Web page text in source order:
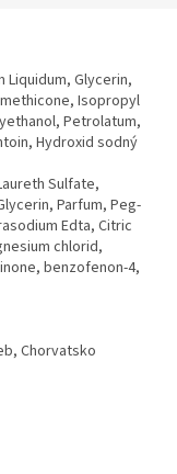
Liquidum, Glycerin,
Isopropyl
Petrolatum,
Hydroxid sodný
Sulfate,
Parfum, Peg-
Edta, Citric
chlorid,
benzofenon-4,
Chorvatsko